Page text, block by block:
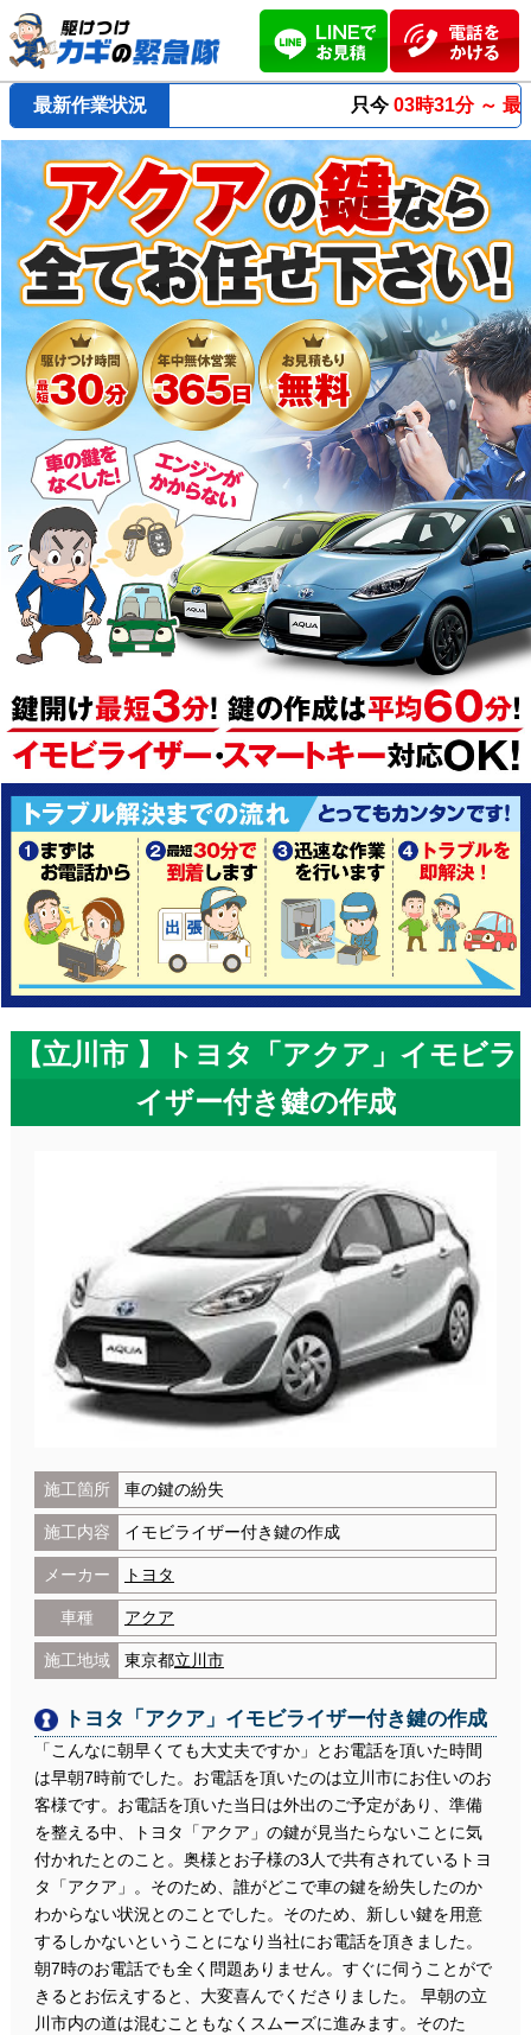
最新作業状況 最短23分で到着！
【立川市 】トヨタ「アクア」イモビラ
イザー付き鍵の作成
施工箇所 車の鍵の紛失
施工内容 イモビライザー付き鍵の作成
メーカー トヨタ
車種 アクア
施工地域 東京都立川市
トヨタ「アクア」イモビライザー付き鍵の作成
「こんなに朝早くても大丈夫ですか」とお電話を頂いた時間
は早朝7時前でした。お電話を頂いたのは立川市にお住いのお
客様です。お電話を頂いた当日は外出のご予定があり、準備
を整える中、トヨタ「アクア」の鍵が見当たらないことに気
付かれたとのこと。奥様とお子様の3人で共有されているトヨ
タ「アクア」。そのため、誰がどこで車の鍵を紛失したのか
わからない状況とのことでした。そのため、新しい鍵を用意
するしかないということになり当社にお電話を頂きました。
朝7時のお電話でも全く問題ありません。すぐに伺うことがで
きるとお伝えすると、大変喜んでくださりました。 早朝の立
川市内の道は混むこともなくスムーズに進みます。そのた